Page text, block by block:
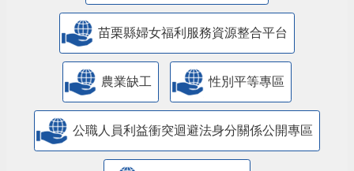
苗栗縣婦女福利服務資源整合平台
農業缺工 性別平等專區
公職人員利益衝突迴避法身分關係公開專區